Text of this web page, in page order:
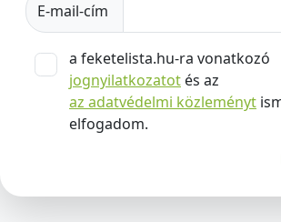
E-mail-cím
a feketelista.hu-ra vonatkozó
jognyilatkozatot és az
az adatvédelmi közleményt
elfogadom.